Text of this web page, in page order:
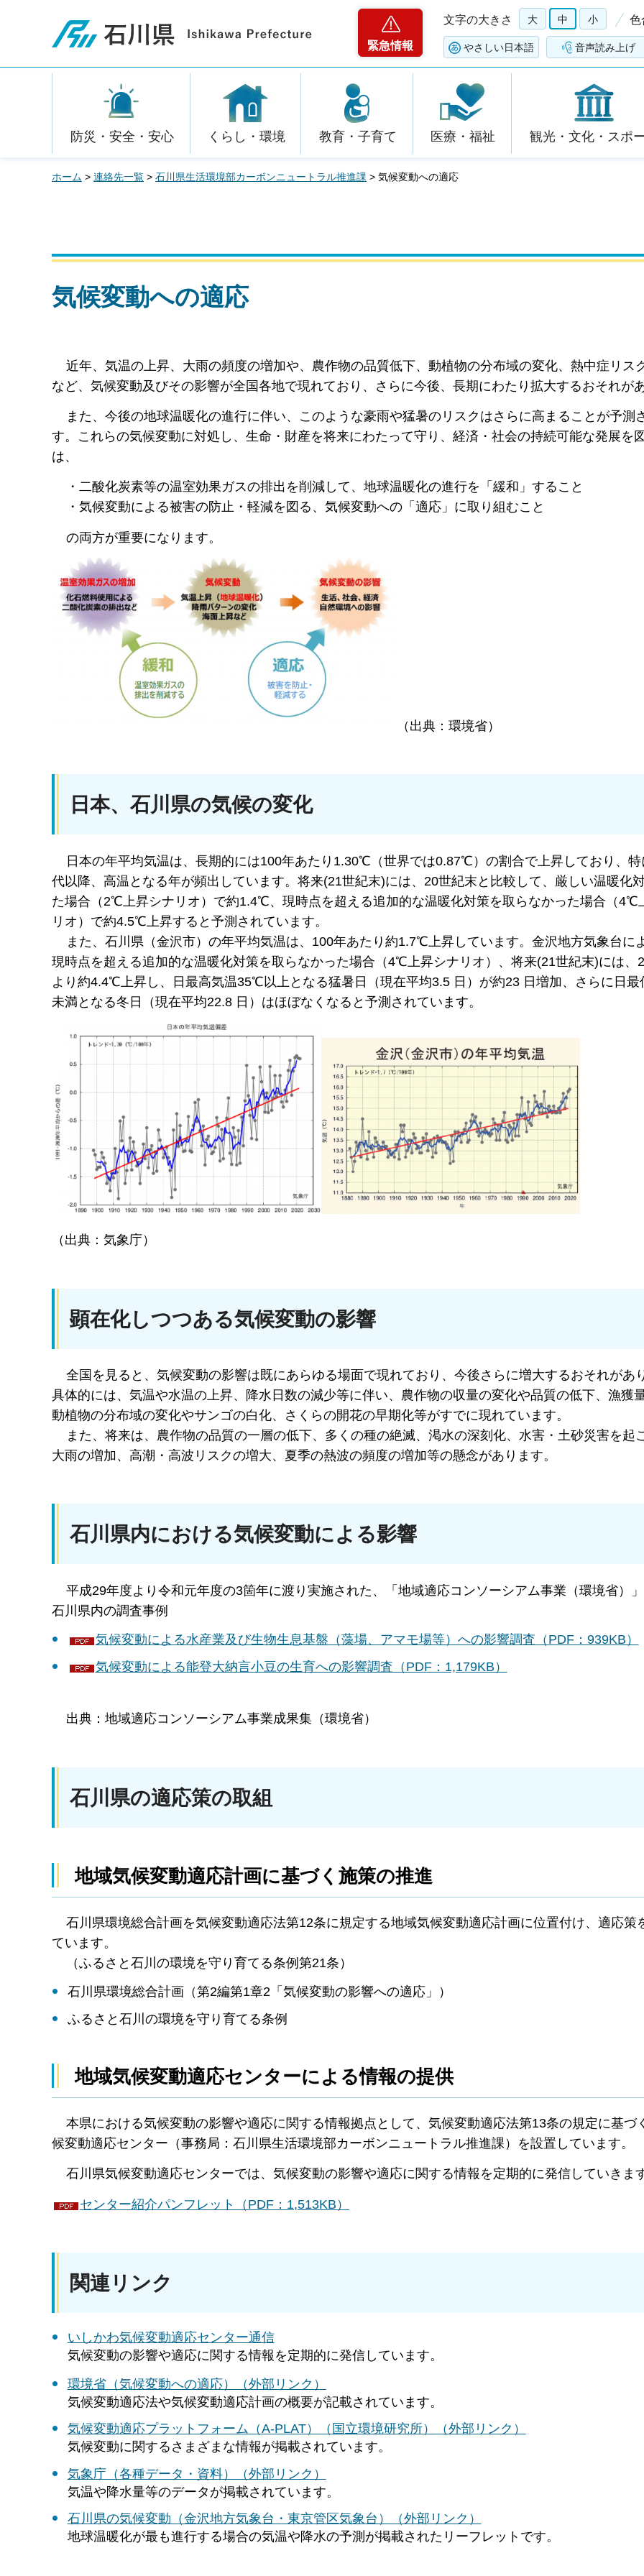
石川県
緊急情報
文字の大きさ 大 中 小 色
やさしい日本語 音声読み上げ
防災・安全・安心 くらし・環境 教育・子育て 医療・福祉 観光・文化・スポ
ホーム > 連絡先一覧 > 石川県生活環境部カーボンニュートラル推進課 > 気候変動への適応
気候変動への適応
近年、気温の上昇、大雨の頻度の増加や、農作物の品質低下、動植物の分布域の変化、熱中症リス
など、気候変動及びその影響が全国各地で現れており、さらに今後、長期にわたり拡大するおそれが
また、今後の地球温暖化の進行に伴い、このような豪雨や猛暑のリスクはさらに高まることが予測
す。これらの気候変動に対処し、生命・財産を将来にわたって守り、経済・社会の持続可能な発展を
は、
・二酸化炭素等の温室効果ガスの排出を削減して、地球温暖化の進行を「緩和」すること
・気候変動による被害の防止・軽減を図る、気候変動への「適応」に取り組むこと
の両方が重要になります。
（出典：環境省）
日本、石川県の気候の変化
日本の年平均気温は、長期的には100年あたり1.30℃（世界では0.87℃）の割合で上昇しており、特
代以降、高温となる年が頻出しています。将来(21世紀末)には、20世紀末と比較して、厳しい温暖化
た場合（2℃上昇シナリオ）で約1.4℃、現時点を超える追加的な温暖化対策を取らなかった場合（4℃
リオ）で約4.5℃上昇すると予測されています。
また、石川県（金沢市）の年平均気温は、100年あたり約1.7℃上昇しています。金沢地方気象台に
現時点を超える追加的な温暖化対策を取らなかった場合（4℃上昇シナリオ）、将来(21世紀末)には、
より約4.4℃上昇し、日最高気温35℃以上となる猛暑日（現在平均3.5 日）が約23 日増加、さらに日
未満となる冬日（現在平均22.8 日）はほぼなくなると予測されています。
（出典：気象庁）
顕在化しつつある気候変動の影響
全国を見ると、気候変動の影響は既にあらゆる場面で現れており、今後さらに増大するおそれがあ
具体的には、気温や水温の上昇、降水日数の減少等に伴い、農作物の収量の変化や品質の低下、漁獲
動植物の分布域の変化やサンゴの白化、さくらの開花の早期化等がすでに現れています。
また、将来は、農作物の品質の一層の低下、多くの種の絶滅、渇水の深刻化、水害・土砂災害を起
大雨の増加、高潮・高波リスクの増大、夏季の熱波の頻度の増加等の懸念があります。
石川県内における気候変動による影響
平成29年度より令和元年度の3箇年に渡り実施された、「地域適応コンソーシアム事業（環境省）
石川県内の調査事例
気候変動による水産業及び生物生息基盤（藻場、アマモ場等）への影響調査（PDF：939KB）
気候変動による能登大納言小豆の生育への影響調査（PDF：1,179KB）
出典：地域適応コンソーシアム事業成果集（環境省）
石川県の適応策の取組
地域気候変動適応計画に基づく施策の推進
石川県環境総合計画を気候変動適応法第12条に規定する地域気候変動適応計画に位置付け、適応策
ています。
（ふるさと石川の環境を守り育てる条例第21条）
石川県環境総合計画（第2編第1章2「気候変動の影響への適応」）
ふるさと石川の環境を守り育てる条例
地域気候変動適応センターによる情報の提供
本県における気候変動の影響や適応に関する情報拠点として、気候変動適応法第13条の規定に基づ
候変動適応センター（事務局：石川県生活環境部カーボンニュートラル推進課）を設置しています。
石川県気候変動適応センターでは、気候変動の影響や適応に関する情報を定期的に発信していきま
センター紹介パンフレット（PDF：1,513KB）
関連リンク
いしかわ気候変動適応センター通信
気候変動の影響や適応に関する情報を定期的に発信しています。
環境省（気候変動への適応）（外部リンク）
気候変動適応法や気候変動適応計画の概要が記載されています。
気候変動適応プラットフォーム（A-PLAT）（国立環境研究所）（外部リンク）
気候変動に関するさまざまな情報が掲載されています。
気象庁（各種データ・資料）（外部リンク）
気温や降水量等のデータが掲載されています。
石川県の気候変動（金沢地方気象台・東京管区気象台）（外部リンク）
地球温暖化が最も進行する場合の気温や降水の予測が掲載されたリーフレットです。